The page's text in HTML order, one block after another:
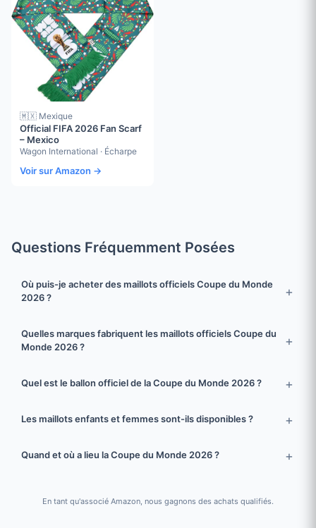
🇲🇽 Mexique
Official FIFA 2026 Fan Scarf
– Mexico
Wagon International · Écharpe
Voir sur Amazon →
Questions Fréquemment Posées
Où puis-je acheter des maillots officiels Coupe du Monde
2026 ?
Quelles marques fabriquent les maillots officiels Coupe du
Monde 2026 ?
Quel est le ballon officiel de la Coupe du Monde 2026 ?
Les maillots enfants et femmes sont-ils disponibles ?
Quand et où a lieu la Coupe du Monde 2026 ?
En tant qu'associé Amazon, nous gagnons des achats qualifiés.